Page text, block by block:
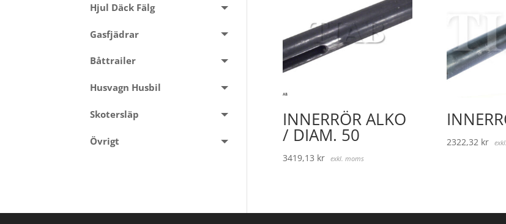
INNERRÖR ALKO
/ DIAM. 50
3419,13 kr exkl. moms
2322,32 kr
Hjul Däck Fälg
Gasfjädrar
Båttrailer
Husvagn Husbil
Skotersläp
Övrigt